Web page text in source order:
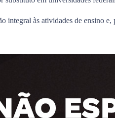
integral às atividades de ensino